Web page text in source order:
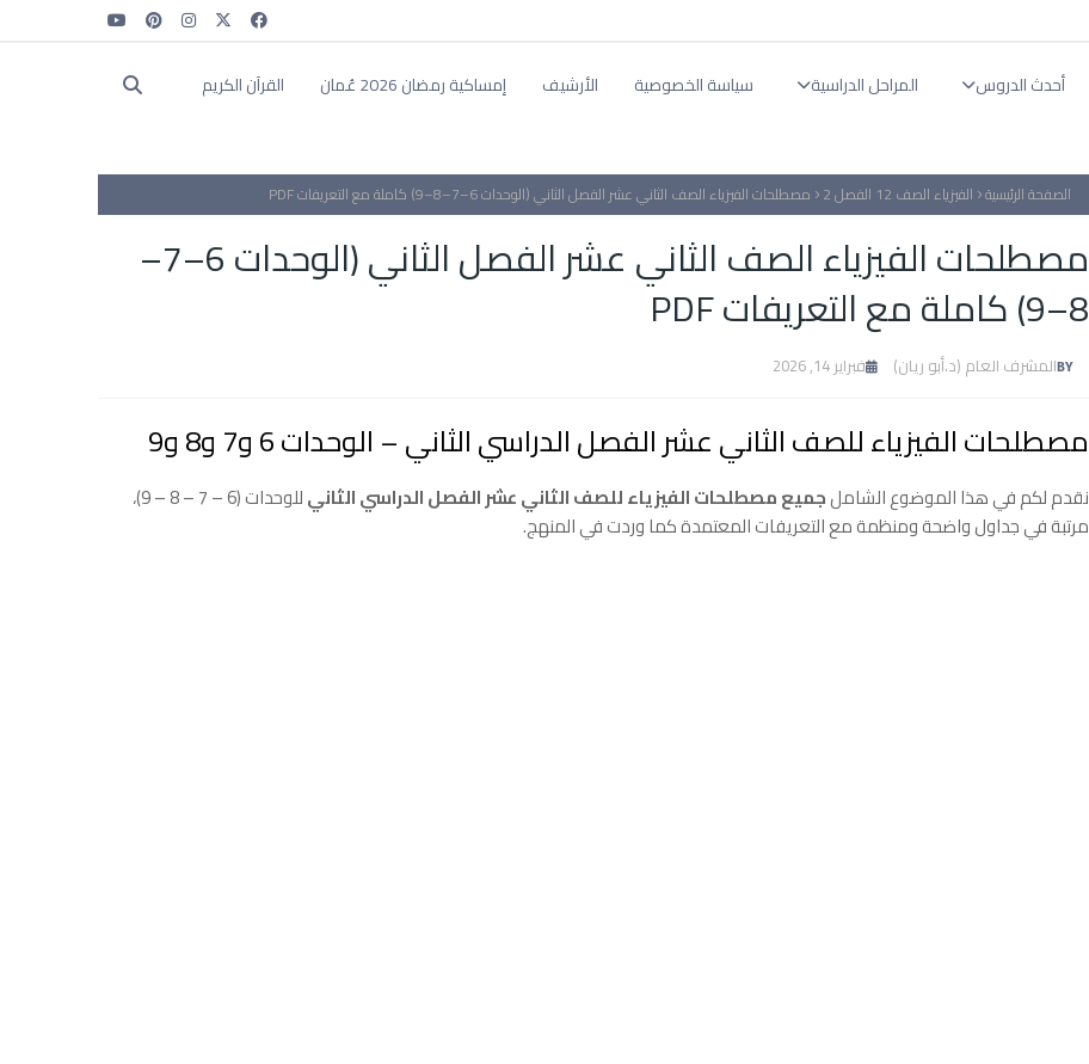
أحدث الدروس المراحل الدراسية سياسة الخصوصية الأرشيف إمساكية رمضان 2026 عُمان القرآن الكريم
الصفحة الرئيسية الفيزياء الصف 12 الفصل 2 مصطلحات الفيزياء الصف الثاني عشر الفصل الثاني (الوحدات 6–7–8–9) كاملة مع التعريفات PDF
مصطلحات الفيزياء الصف الثاني عشر الفصل الثاني (الوحدات 6–7–
8–9) كاملة مع التعريفات PDF
المشرف العام (د.أبو ريان) فبراير 14, 2026
مصطلحات الفيزياء للصف الثاني عشر الفصل الدراسي الثاني – الوحدات 6 و7 و8 و9
نقدم لكم في هذا الموضوع الشاملجميع مصطلحات الفيزياء للصف الثاني عشر الفصل الدراسي الثاني
للوحدات (6 – 7 – 8 – 9)،
مرتبة في جداول واضحة ومنظمة مع التعريفات المعتمدة كما وردت في المنهج.